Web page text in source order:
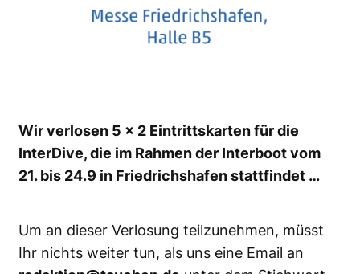
Wir verlosen 5 x 2 Eintrittskarten für die
InterDive, die im Rahmen der Interboot vom
21. bis 24.9 in Friedrichshafen stattfindet …
Um an dieser Verlosung teilzunehmen, müsst
Ihr nichts weiter tun, als uns eine Email an